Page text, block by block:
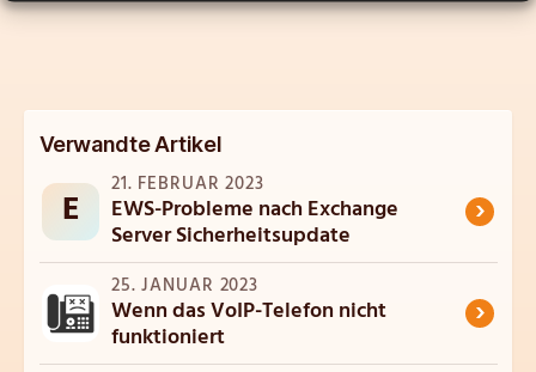
Verwandte Artikel
E
21. FEBRUAR 2023
EWS-Probleme nach Exchange
Server Sicherheitsupdate ›
25. JANUAR 2023
Wenn das VoIP-Telefon nicht
funktioniert ›